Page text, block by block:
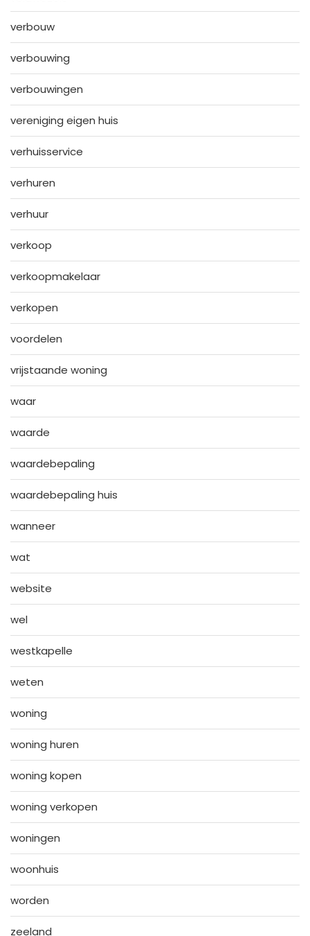
verbouw
verbouwing
verbouwingen
vereniging eigen huis
verhuisservice
verhuren
verhuur
verkoop
verkoopmakelaar
verkopen
voordelen
vrijstaande woning
waar
waarde
waardebepaling
waardebepaling huis
wanneer
wat
website
wel
westkapelle
weten
woning
woning huren
woning kopen
woning verkopen
woningen
woonhuis
worden
zeeland